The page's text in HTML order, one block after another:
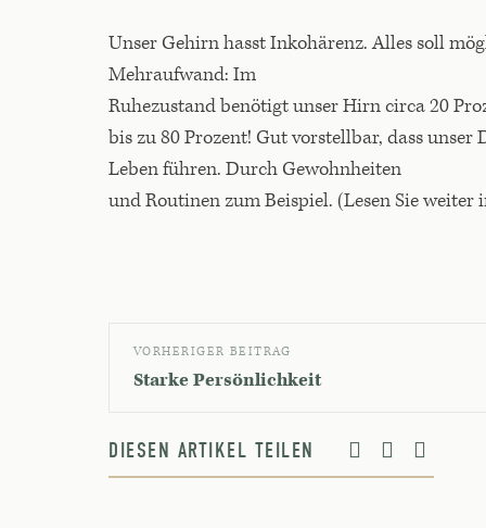
Unser Gehirn hasst Inkohärenz. Alles soll
Mehraufwand: Im
Ruhezustand benötigt unser Hirn circa 20
bis zu 80 Prozent! Gut vorstellbar, dass
Leben führen. Durch Gewohnheiten
und Routinen zum Beispiel. (Lesen Sie weiter
VORHERIGER BEITRAG
Starke Persönlichkeit
DIESEN ARTIKEL TEILEN